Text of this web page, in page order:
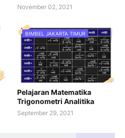
November 02, 2021
BIMBEL JAKARTA TIMUR
Pelajaran Matematika
Trigonometri Analitika
September 29, 2021